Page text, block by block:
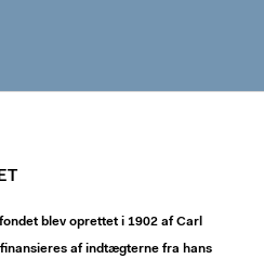
blev oprettet i 1902 af Carl
af indtægterne fra hans